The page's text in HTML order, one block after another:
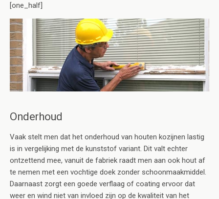
[one_half]
Onderhoud
Vaak stelt men dat het onderhoud van houten kozijnen lastig
is in vergelijking met de kunststof variant. Dit valt echter
ontzettend mee, vanuit de fabriek raadt men aan ook hout af
te nemen met een vochtige doek zonder schoonmaakmiddel.
Daarnaast zorgt een goede verflaag of coating ervoor dat
weer en wind niet van invloed zijn op de kwaliteit van het